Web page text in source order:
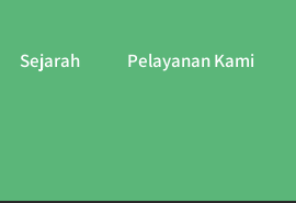
Sejarah Pelayanan Kami